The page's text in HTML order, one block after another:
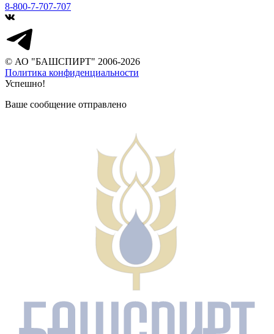
8-800-7-707-707
© АО "БАШСПИРТ" 2006-2026
Политика конфиденциальности
Успешно!
Ваше сообщение отправлено